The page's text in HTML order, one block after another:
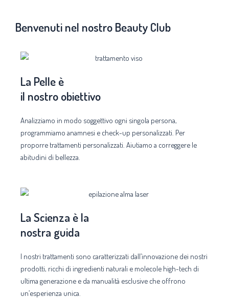
Benvenuti nel nostro Beauty Club
La Pelle è
il nostro obiettivo
Analizziamo in modo soggettivo ogni singola persona,
programmiamo anamnesi e check-up personalizzati. Per
proporre trattamenti personalizzati. Aiutiamo a correggere le
abitudini di bellezza.
La Scienza è la
nostra guida
I nostri trattamenti sono caratterizzati dall’innovazione dei nostri
prodotti, ricchi di ingredienti naturali e molecole high-tech di
ultima generazione e da manualità esclusive che offrono
un’esperienza unica.